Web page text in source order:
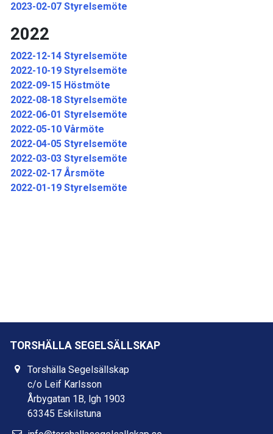
2023-02-07 Styrelsemöte
2022
2022-12-14 Styrelsemöte
2022-10-19 Styrelsemöte
2022-09-15 Höstmöte
2022-08-18 Styrelsemöte
2022-06-01 Styrelsemöte
2022-05-10 Vårmöte
2022-04-05 Styrelsemöte
2022-03-03 Styrelsemöte
2022-02-17 Årsmöte
2022-01-19 Styrelsemöte
TORSHÄLLA SEGELSÄLLSKAP
Torshälla Segelsällskap
c/o Leif Karlsson
Årbygatan 1B, lgh 1903
63345 Eskilstuna